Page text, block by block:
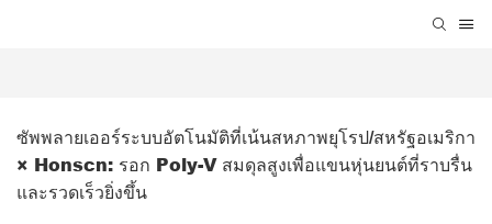
ซัพพลายเออร์ระบบอัตโนมัติที่เน้นสหภาพยุโรป/สหรัฐอเมริกา
× Honscn: รอก Poly-V สมดุลสูงเพื่อแขนหุ่นยนต์ที่ราบรื่น
และรวดเร็วยิ่งขึ้น